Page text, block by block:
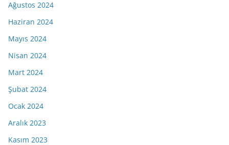
Ağustos 2024
Haziran 2024
Mayıs 2024
Nisan 2024
Mart 2024
Şubat 2024
Ocak 2024
Aralık 2023
Kasım 2023